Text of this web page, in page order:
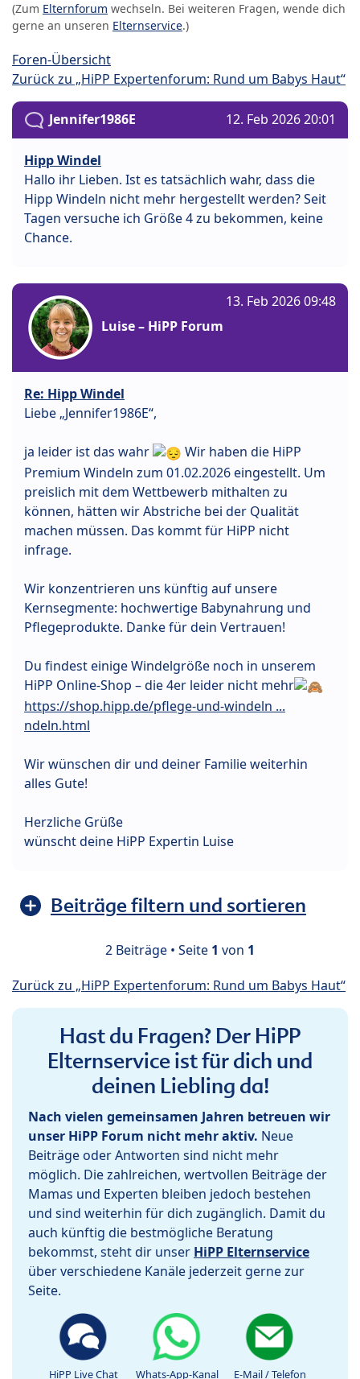
(Zum Elternforum wechseln. Bei weiteren Fragen, wende dich
gerne an unseren Elternservice.)
Foren-Übersicht
Zurück zu „HiPP Expertenforum: Rund um Babys Haut“
Jennifer1986E 12. Feb 2026 20:01
Hipp Windel
Hallo ihr Lieben. Ist es tatsächlich wahr, dass die
Hipp Windeln nicht mehr hergestellt werden? Seit
Tagen versuche ich Größe 4 zu bekommen, keine
Chance.
Luise – HiPP Forum
13. Feb 2026 09:48
Re: Hipp Windel
Liebe „Jennifer1986E“,
ja leider ist das wahr
Wir haben die HiPP
Premium Windeln zum 01.02.2026 eingestellt. Um
preislich mit dem Wettbewerb mithalten zu
können, hätten wir Abstriche bei der Qualität
machen müssen. Das kommt für HiPP nicht
infrage.
Wir konzentrieren uns künftig auf unsere
Kernsegmente: hochwertige Babynahrung und
Pflegeprodukte. Danke für dein Vertrauen!
Du findest einige Windelgröße noch in unserem
HiPP Online-Shop – die 4er leider nicht mehr
https://shop.hipp.de/pflege-und-windeln ...
ndeln.html
Wir wünschen dir und deiner Familie weiterhin
alles Gute!
Herzliche Grüße
wünscht deine HiPP Expertin Luise
Beiträge filtern und sortieren
2 Beiträge • Seite 1 von 1
Zurück zu „HiPP Expertenforum: Rund um Babys Haut“
Hast du Fragen? Der HiPP
Elternservice ist für dich und
deinen Liebling da!
Nach vielen gemeinsamen Jahren betreuen wir
unser HiPP Forum nicht mehr aktiv. Neue
Beiträge oder Antworten sind nicht mehr
möglich. Die zahlreichen, wertvollen Beiträge der
Mamas und Experten bleiben jedoch bestehen
und sind weiterhin für dich zugänglich. Damit du
auch künftig die bestmögliche Beratung
bekommst, steht dir unser HiPP Elternservice
über verschiedene Kanäle jederzeit gerne zur
Seite.
HiPP Live Chat Whats-App-Kanal E-Mail / Telefon